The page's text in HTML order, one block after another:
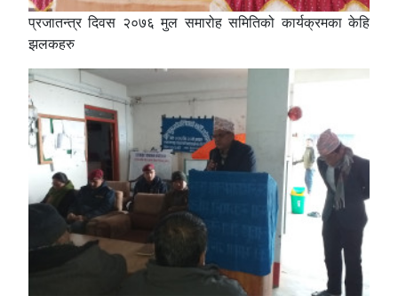
प्रजातन्त्र दिवस २०७६ मुल समारोह समितिको कार्यक्रमका केहि
झलकहरु